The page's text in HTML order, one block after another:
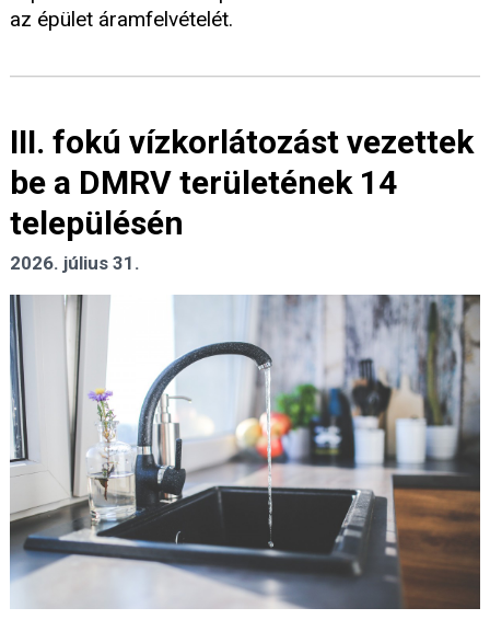
az épület áramfelvételét.
III. fokú vízkorlátozást vezettek
be a DMRV területének 14
településén
2026. július 31.